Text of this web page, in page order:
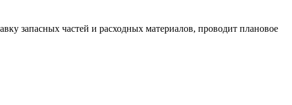
запасных частей и расходных материалов, проводит плановое